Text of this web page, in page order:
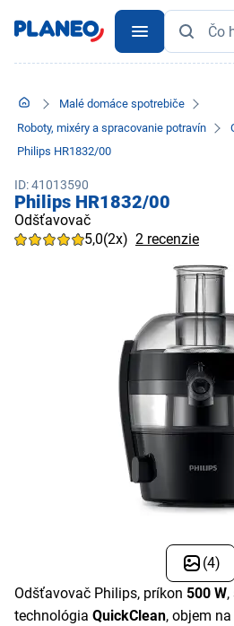
Malé domáce spotrebiče
Roboty, mixéry a spracovanie potravín
Philips HR1832/00
ID: 41013590
Philips HR1832/00
Odšťavovač
5,0(2x) 2 recenzie
(4)
Odšťavovač Philips, príkon 500 W
technológia QuickClean, objem